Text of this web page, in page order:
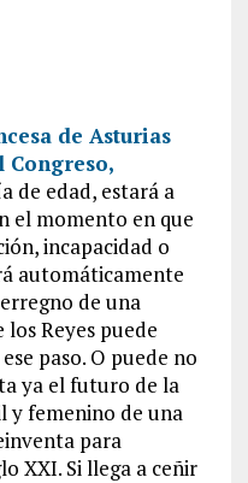
de Asturias
de edad, estará a
el momento en que
incapacidad o
automáticamente
de una
Reyes puede
paso. O puede no
ya el futuro de la
y femenino de una
para
XXI. Si llega a ceñir